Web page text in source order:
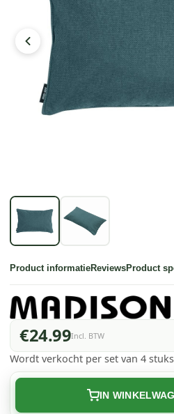
Product informatieReviewsProduct
€24.99Incl. BTW
Wordt verkocht per set van 4 stuks
IN